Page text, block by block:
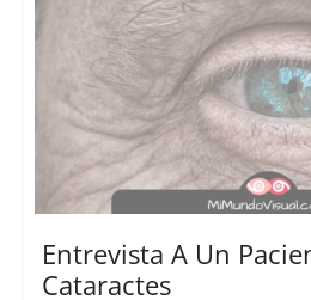
Entrevista A Un
Cataractes